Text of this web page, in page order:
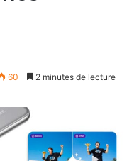
60 2 minutes de lecture